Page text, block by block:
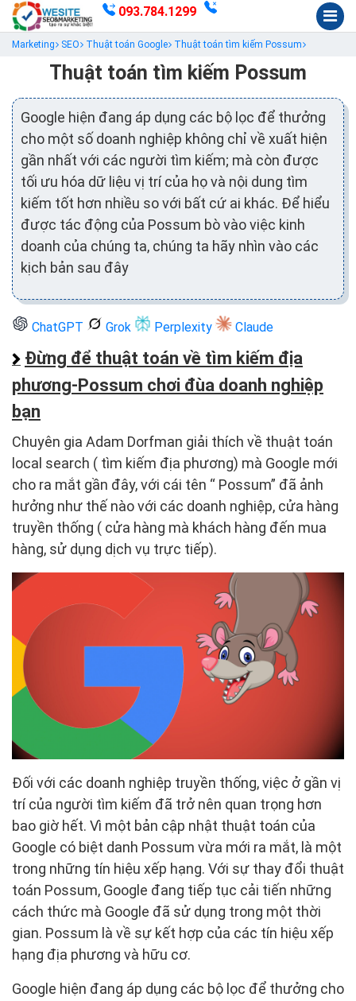
093.784.1299
Marketing SEO Thuật toán Google Thuật toán tìm kiếm Possum
Thuật toán tìm kiếm Possum
Google hiện đang áp dụng các bộ lọc để thưởng
cho một số doanh nghiệp không chỉ về xuất hiện
gần nhất với các người tìm kiếm; mà còn được
tối ưu hóa dữ liệu vị trí của họ và nội dung tìm
kiếm tốt hơn nhiều so với bất cứ ai khác. Để hiểu
được tác động của Possum bò vào việc kinh
doanh của chúng ta, chúng ta hãy nhìn vào các
kịch bản sau đây
ChatGPT Grok Perplexity Claude
Đừng để thuật toán về tìm kiếm địa
phương-Possum chơi đùa doanh nghiệp
bạn
Chuyên gia Adam Dorfman giải thích về thuật toán
local search ( tìm kiếm địa phương) mà Google mới
cho ra mắt gần đây, với cái tên “ Possum” đã ảnh
hưởng như thế nào với các doanh nghiệp, cửa hàng
truyền thống ( cửa hàng mà khách hàng đến mua
hàng, sử dụng dịch vụ trực tiếp).
Đối với các doanh nghiệp truyền thống, việc ở gần vị
trí của người tìm kiếm đã trở nên quan trọng hơn
bao giờ hết. Vì một bản cập nhật thuật toán của
Google có biệt danh Possum vừa mới ra mắt, là một
trong những tín hiệu xếp hạng. Với sự thay đổi thuật
toán Possum, Google đang tiếp tục cải tiến những
cách thức mà Google đã sử dụng trong một thời
gian. Possum là về sự kết hợp của các tín hiệu xếp
hạng địa phương và hữu cơ.
Google hiện đang áp dụng các bộ lọc để thưởng cho